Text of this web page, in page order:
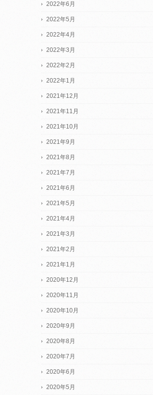
2022年6月
2022年5月
2022年4月
2022年3月
2022年2月
2022年1月
2021年12月
2021年11月
2021年10月
2021年9月
2021年8月
2021年7月
2021年6月
2021年5月
2021年4月
2021年3月
2021年2月
2021年1月
2020年12月
2020年11月
2020年10月
2020年9月
2020年8月
2020年7月
2020年6月
2020年5月